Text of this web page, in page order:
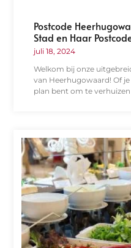
Postcode
Stad en Haar
juli 18, 2024
Welkom bij onze
van Heerhugowaard! Of
plan bent om te